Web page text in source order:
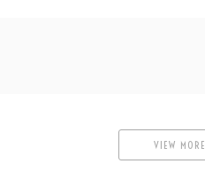
VIEW MORE